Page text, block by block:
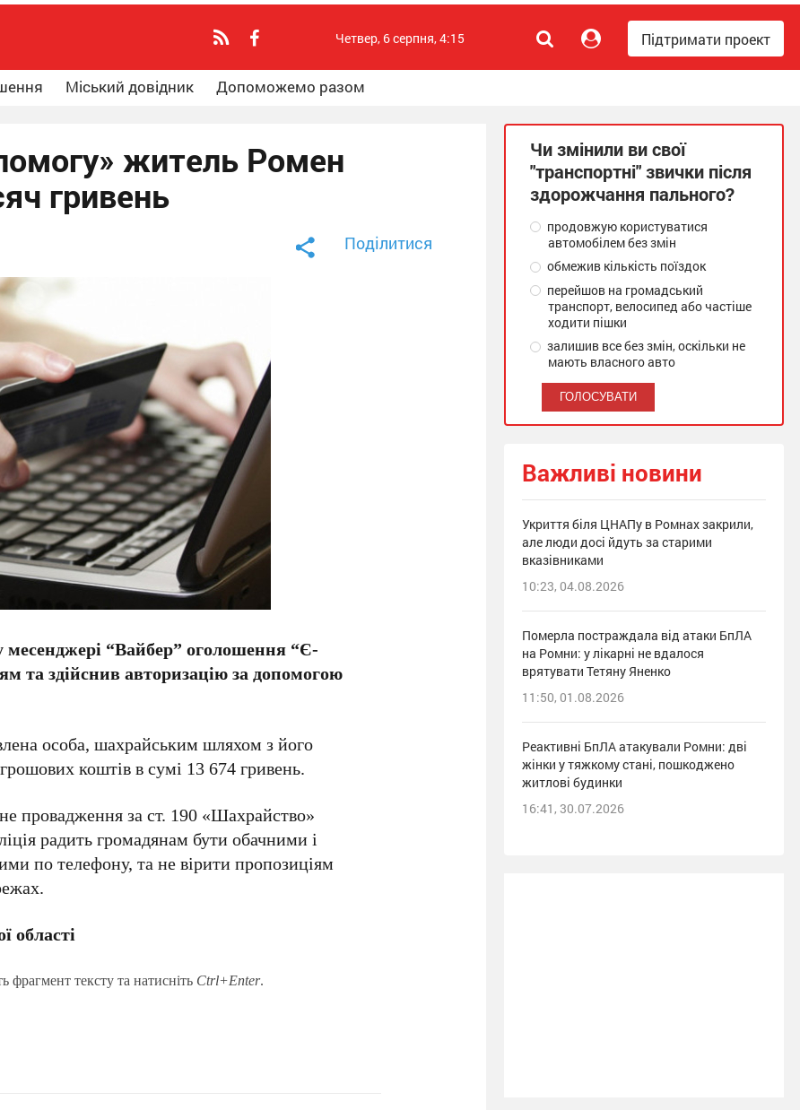
Підтримати проект
Четвер, 6 серпня, 4:15
Міський довідник Допоможемо разом
житель Ромен
гривень
Поділитися
“Вайбер” оголошення “Є-
та здійснив авторизацію за допомогою
особа, шахрайським шляхом з його
коштів в сумі 13 674 гривень.
провадження за ст. 190 «Шахрайство»
радить громадянам бути обачними і
по телефону, та не вірити пропозиціям
області
тексту та натисніть Ctrl+Enter.
Чи змінили ви свої
"транспортні" звички після
здорожчання пального?
продовжую користуватися
автомобілем без змін
обмежив кількість поїздок
перейшов на громадський
транспорт, велосипед або частіше
ходити пішки
залишив все без змін, оскільки не
мають власного авто
Важливі новини
Укриття біля ЦНАПу в Ромнах закрили,
але люди досі йдуть за старими
вказівниками
10:23, 04.08.2026
Померла постраждала від атаки БпЛА
на Ромни: у лікарні не вдалося
врятувати Тетяну Яненко
11:50, 01.08.2026
Реактивні БпЛА атакували Ромни: дві
жінки у тяжкому стані, пошкоджено
житлові будинки
16:41, 30.07.2026